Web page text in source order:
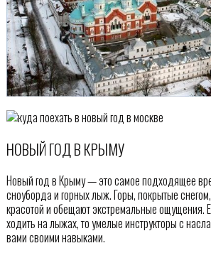
НОВЫЙ ГОД В КРЫМУ
Новый год в Крыму — это самое подходящее
сноуборда и горных лыж. Горы, покрытые
красотой и обещают экстремальные ощущения.
ходить на лыжах, то умелые инструкторы с
вами своими навыками.